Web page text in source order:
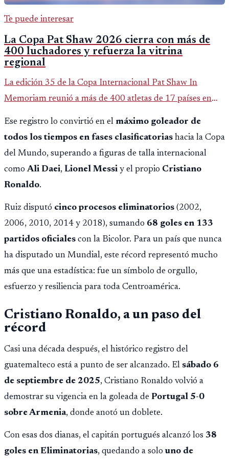
Te puede interesar
La Copa Pat Shaw 2026 cierra con más de
400 luchadores y refuerza la vitrina
regional
La edición 35 de la Copa Internacional Pat Shaw In
Memoriam reunió a más de 400 atletas de 17 países en
Ese registro lo convirtió en el máximo goleador de
todos los tiempos en fases clasificatorias hacia la Copa
del Mundo, superando a figuras de talla internacional
comoAli Daei, Lionel Messi y el propio Cristiano
Ronaldo.
Ruiz disputó cinco procesos eliminatorios (2002,
2006, 2010, 2014 y 2018), sumando 68 goles en 133
partidos oficiales con la Bicolor. Para un país que nunca
ha disputado un Mundial, este récord representó mucho
más que una estadística: fue un símbolo de orgullo,
esfuerzo y resiliencia para toda Centroamérica.
Cristiano Ronaldo, a un paso del
récord
Casi una década después, el histórico registro del
guatemalteco está a punto de ser alcanzado. El sábado 6
de septiembre de 2025, Cristiano Ronaldo volvió a
demostrar su vigencia en la goleada de Portugal 5-0
sobre Armenia, donde anotó un doblete.
Con esas dos dianas, el capitán portugués alcanzó los 38
goles en Eliminatorias, quedando a solo uno de